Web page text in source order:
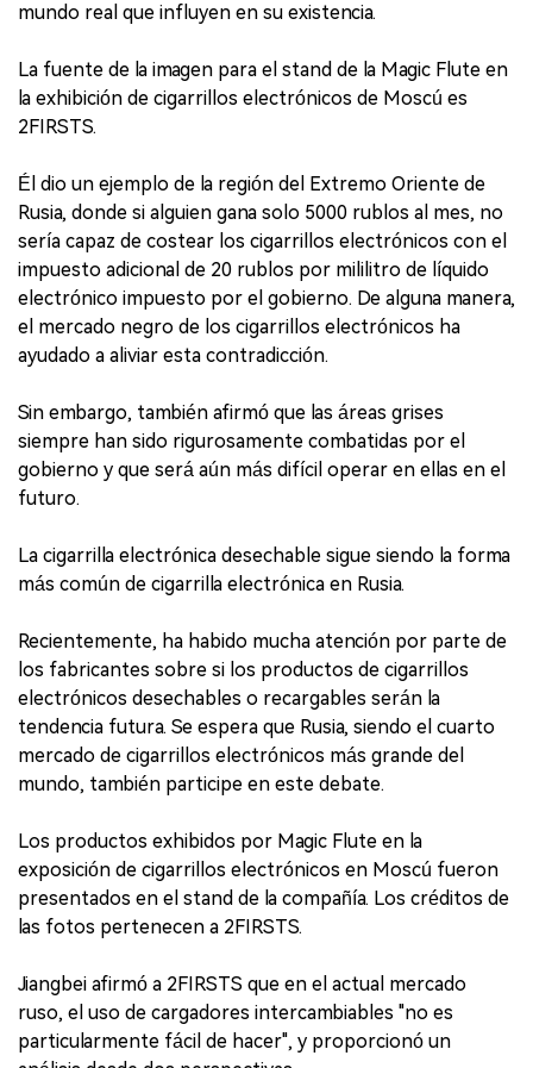
mundo real que influyen en su existencia.
La fuente de la imagen para el stand de la Magic Flute en
la exhibición de cigarrillos electrónicos de Moscú es
2FIRSTS.
Él dio un ejemplo de la región del Extremo Oriente de
Rusia, donde si alguien gana solo 5000 rublos al mes, no
sería capaz de costear los cigarrillos electrónicos con el
impuesto adicional de 20 rublos por mililitro de líquido
electrónico impuesto por el gobierno. De alguna manera,
el mercado negro de los cigarrillos electrónicos ha
ayudado a aliviar esta contradicción.
Sin embargo, también afirmó que las áreas grises
siempre han sido rigurosamente combatidas por el
gobierno y que será aún más difícil operar en ellas en el
futuro.
La cigarrilla electrónica desechable sigue siendo la forma
más común de cigarrilla electrónica en Rusia.
Recientemente, ha habido mucha atención por parte de
los fabricantes sobre si los productos de cigarrillos
electrónicos desechables o recargables serán la
tendencia futura. Se espera que Rusia, siendo el cuarto
mercado de cigarrillos electrónicos más grande del
mundo, también participe en este debate.
Los productos exhibidos por Magic Flute en la
exposición de cigarrillos electrónicos en Moscú fueron
presentados en el stand de la compañía. Los créditos de
las fotos pertenecen a 2FIRSTS.
Jiangbei afirmó a 2FIRSTS que en el actual mercado
ruso, el uso de cargadores intercambiables "no es
particularmente fácil de hacer", y proporcionó un